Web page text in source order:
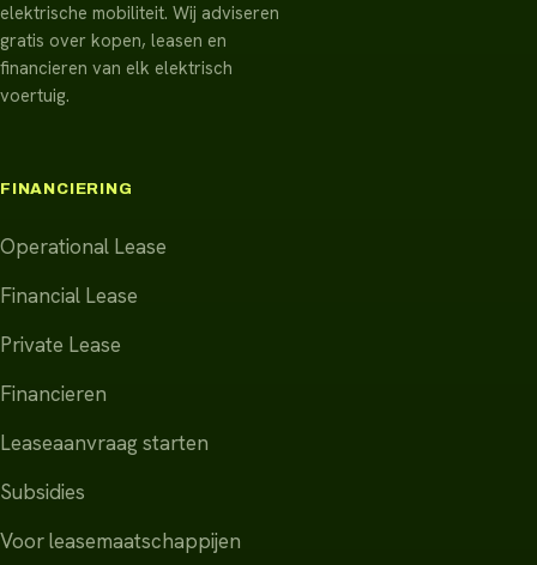
elektrische mobiliteit. Wij adviseren
gratis over kopen, leasen en
financieren van elk elektrisch
voertuig.
FINANCIERING
Operational Lease
Financial Lease
Private Lease
Financieren
Leaseaanvraag starten
Subsidies
Voor leasemaatschappijen